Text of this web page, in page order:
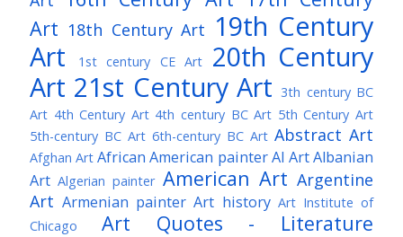
Art 18th Century Art 19th Century
Art
1st century CE Art
20th Century
Art 21st Century Art 3th century BC
Art 4th Century Art 4th century BC Art 5th Century Art
5th-century BC Art 6th-century BC Art Abstract Art
Afghan Art African American painterAI ArtAlbanian
Art Algerian painter American Art Argentine
Art Armenian painter Art history Art Institute of
Chicago
Art Quotes - Literature